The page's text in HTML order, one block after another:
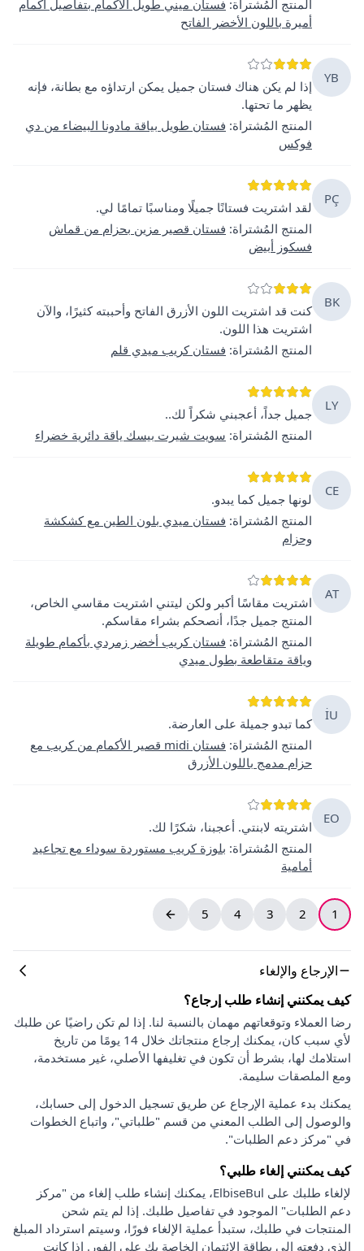
المنتج المُشتراة: فستان ميني طويل الأكمام بتفاصيل أكمام
أميرة باللون الأخضر الفاتح
YB
إذا لم يكن هناك فستان جميل يمكن ارتداؤه مع بطانة، فإنه
يظهر ما تحتها.
المنتج المُشتراة: فستان طويل بياقة مادونا البيضاء من دي
فوكس
PÇ
لقد اشتريت فستانًا جميلًا ومناسبًا تمامًا لي.
المنتج المُشتراة: فستان قصير مزين بحزام من قماش
فسكوز أبيض
BK
كنت قد اشتريت اللون الأزرق الفاتح وأحببته كثيرًا، والآن
اشتريت هذا اللون.
المنتج المُشتراة: فستان كريب ميدي قلم
LY
جميل جداً، أعجبني شكراً لك..
المنتج المُشتراة: سويت شيرت بيسك ياقة دائرية خضراء
CE
لونها جميل كما يبدو.
المنتج المُشتراة: فستان ميدي بلون الطين مع كشكشة
وحزام
AT
اشتريت مقاسًا أكبر ولكن ليتني اشتريت مقاسي الخاص،
المنتج جميل جدًا، أنصحكم بشراء مقاسكم.
المنتج المُشتراة: فستان كريب أخضر زمردي بأكمام طويلة
وياقة متقاطعة بطول ميدي
İU
كما تبدو جميلة على العارضة.
المنتج المُشتراة:
فستان midi قصير الأكمام من كريب مع
حزام مدمج باللون الأزرق
EO
اشتريته لابنتي. أعجبنا، شكرًا لك.
المنتج المُشتراة: بلوزة كريب مستوردة سوداء مع تجاعيد
أمامية
1
2
3
4
5
الإرجاع والإلغاء
كيف يمكنني إنشاء طلب إرجاع؟
رضا العملاء وتوقعاتهم مهمان بالنسبة لنا. إذا لم تكن راضيًا عن طلبك
لأي سبب كان، يمكنك إرجاع منتجاتك خلال 14 يومًا من تاريخ
استلامك لها، بشرط أن تكون في تغليفها الأصلي، غير مستخدمة،
ومع الملصقات سليمة.
يمكنك بدء عملية الإرجاع عن طريق تسجيل الدخول إلى حسابك،
والوصول إلى الطلب المعني من قسم "طلباتي"، واتباع الخطوات
في "مركز دعم الطلبات".
كيف يمكنني إلغاء طلبي؟
لإلغاء طلبك على ElbiseBul، يمكنك إنشاء طلب إلغاء من "مركز
دعم الطلبات" الموجود في تفاصيل طلبك. إذا لم يتم شحن
المنتجات في طلبك، ستبدأ عملية الإلغاء فورًا، وسيتم استرداد المبلغ
الذي دفعته إلى بطاقة الائتمان الخاصة بك على الفور. إذا كانت